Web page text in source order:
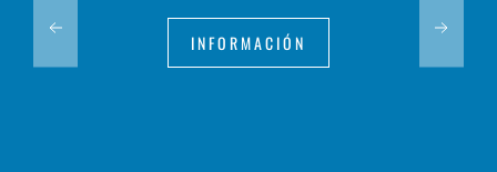
INFORMACIÓN